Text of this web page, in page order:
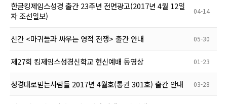
한글킹제임스성경 출간 23주년 전면광고(2017년 4월 12일
자 조선일보)
04-14
신간 <마귀들과 싸우는 영적 전쟁> 출간 안내 05-30
제27회 킹제임스성경신학교 헌신예배 동영상 01-23
성경대로믿는사람들 2017년 4월호(통권 301호) 출간 안내 03-28